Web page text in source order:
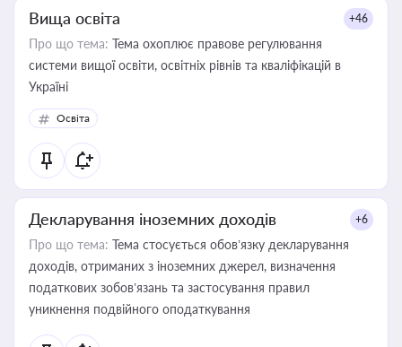
Вища освіта +46
Про що тема: Тема охоплює правове регулювання
системи вищої освіти, освітніх рівнів та кваліфікацій в
Україні
Освіта
Декларування іноземних доходів +6
Про що тема: Тема стосується обов’язку декларування
доходів, отриманих з іноземних джерел, визначення
податкових зобов’язань та застосування правил
уникнення подвійного оподаткування